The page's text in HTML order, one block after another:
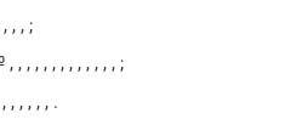
, , ;
, , , , , , , , , , , ;
, , , , .